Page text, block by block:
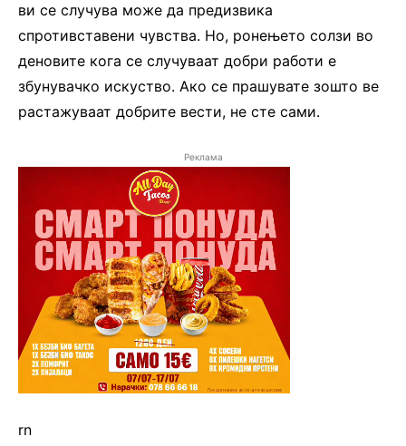
ви се случува може да предизвика
спротивставени чувства. Но, ронењето солзи во
деновите кога се случуваат добри работи е
збунувачко искуство. Ако се прашувате зошто ве
растажуваат добрите вести, не сте сами.
Реклама
rn